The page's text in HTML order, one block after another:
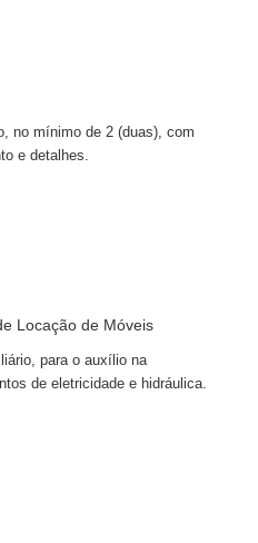
no mínimo de 2 (duas), com
e detalhes.
Locação de Móveis
para o auxílio na
de eletricidade e hidráulica.